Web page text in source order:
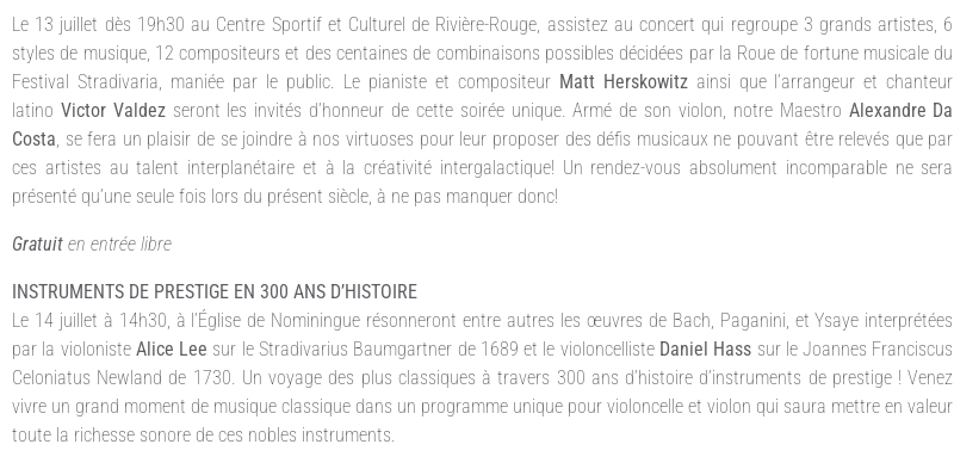
Le 13 juillet dès 19h30 au Centre Sportif et Culturel de Rivière-Rouge, assistez au concert qui regroupe 3 grands artistes, 6
styles de musique, 12 compositeurs et des centaines de combinaisons possibles décidées par la Roue de fortune musicale du
Festival Stradivaria, maniée par le public. Le pianiste et compositeur Matt Herskowitzainsi que l’arrangeur et chanteur
latino Victor Valdez seront les invités d’honneur de cette soirée unique. Armé de son violon, notre Maestro Alexandre Da
Costa , se fera un plaisir de se joindre à nos virtuoses pour leur proposer des défis musicaux ne pouvant être relevés que par
ces artistes au talent interplanétaire et à la créativité intergalactique! Un rendez-vous absolument incomparable ne sera
présenté qu’une seule fois lors du présent siècle, à ne pas manquer donc!
Gratuit en entrée libre
INSTRUMENTS DE PRESTIGE EN 300 ANS D’HISTOIRE
Le 14 juillet à 14h30, à l’Église de Nominingue résonneront entre autres les œuvres de Bach, Paganini, et Ysaye interprétées
par la violoniste Alice Lee sur le Stradivarius Baumgartner de 1689 et le violoncelliste Daniel Hass sur le Joannes Franciscus
Celoniatus Newland de 1730. Un voyage des plus classiques à travers 300 ans d’histoire d’instruments de prestige ! Venez
vivre un grand moment de musique classique dans un programme unique pour violoncelle et violon qui saura mettre en valeur
toute la richesse sonore de ces nobles instruments.